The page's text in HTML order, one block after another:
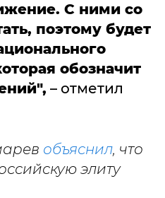
С ними со
поэтому будет
обозначит
– отметил
объяснил, что
элиту